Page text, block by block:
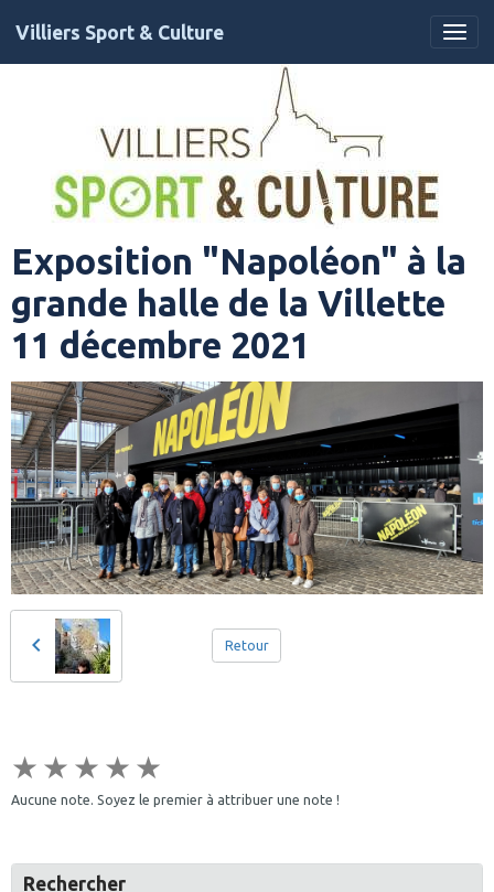
Villiers Sport & Culture
Exposition "Napoléon" à la
grande halle de la Villette
11 décembre 2021
Retour
★ ★ ★ ★ ★
Aucune note. Soyez le premier à attribuer une note !
Rechercher